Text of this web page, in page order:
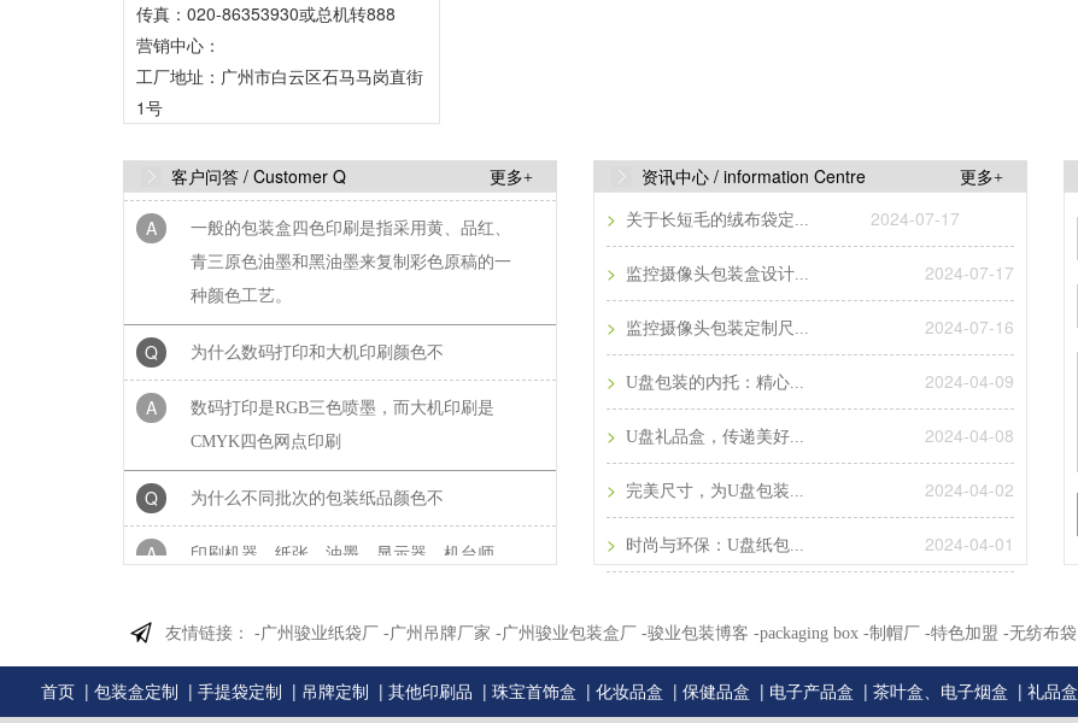
传真：020-86353930或总机转888
营销中心：
工厂地址：广州市白云区石马马岗直街
1号
客户问答 / Customer Q 更多+
A
这是电脑显示器的问题，每台显示器的色值
是不一样的。特别是液晶显示器。拿我们公
Q 什么叫四色印刷？
A
Q
A
Q
A
Q 为什么不同批次的牛皮纸或黑卡纸
A 1、生产工艺复杂2、不同批次原材料的颜色
资讯中心 / information Centre 更多+
> 关于长短毛的绒布袋定... 2024-07-17
> 监控摄像头包装盒设计... 2024-07-17
> 监控摄像头包装定制尺... 2024-07-16
> U盘包装的内托：精心... 2024-04-09
> U盘礼品盒，传递美好... 2024-04-08
> 完美尺寸，为U盘包装... 2024-04-02
> 时尚与环保：U盘纸包... 2024-04-01
友情链接： -广州骏业纸袋厂 -广州吊牌厂家 -广州骏业包装盒厂 -骏业包装博客 -packaging box -制帽厂 -特色加盟 -无纺布袋
首页 | 包装盒定制 | 手提袋定制 | 吊牌定制 | 其他印刷品 | 珠宝首饰盒 | 化妆品盒 | 保健品盒 | 电子产品盒 | 茶叶盒、电子烟盒 | 礼品盒